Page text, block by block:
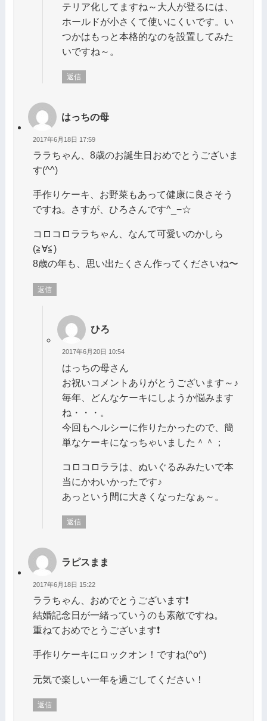
テリア化してますね～大人が登るには、
ホールドが小さくて使いにくいです。い
つかはもっと本格的なのを設置してみた
いですね～。
返信
はっちの母
2017年6月18日 17:59
ララちゃん、8歳のお誕生日おめでとうございま
す(^^)
手作りケーキ、お野菜もあって健康に良さそう
ですね。さすが、ひろさんです^_−☆
コロコロララちゃん、なんて可愛いのかしら
(≧∀≦)
8歳の年も、思い出たくさん作ってくださいね〜
返信
ひろ
2017年6月20日 10:54
はっちの母さん
お祝いコメントありがとうございます～♪
毎年、どんなケーキにしようか悩みます
ね・・・。
今回もヘルシーに作りたかったので、簡
単なケーキになっちゃいました＾＾；
コロコロララは、ぬいぐるみみたいで本
当にかわいかったです♪
あっという間に大きくなったなぁ～。
返信
ラピスまま
2017年6月18日 15:22
ララちゃん、おめでとうございます❗
結婚記念日が一緒っていうのも素敵ですね。
重ねておめでとうございます❗
手作りケーキにロックオン！ですね(^o^)
元気で楽しい一年を過ごしてください！
返信